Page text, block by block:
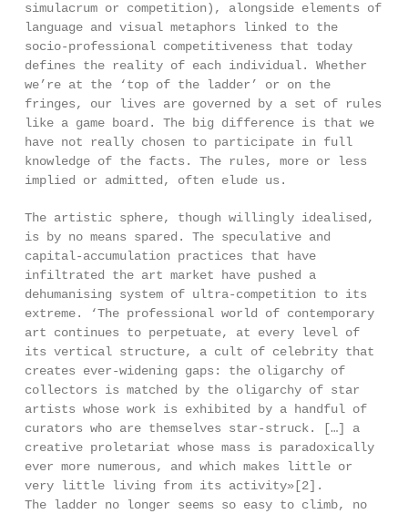
simulacrum or competition), alongside elements of
language and visual metaphors linked to the
socio-professional competitiveness that today
defines the reality of each individual. Whether
we’re at the ‘top of the ladder’ or on the
fringes, our lives are governed by a set of rules
like a game board. The big difference is that we
have not really chosen to participate in full
knowledge of the facts. The rules, more or less
implied or admitted, often elude us.
The artistic sphere, though willingly idealised,
is by no means spared. The speculative and
capital-accumulation practices that have
infiltrated the art market have pushed a
dehumanising system of ultra-competition to its
extreme. ‘The professional world of contemporary
art continues to perpetuate, at every level of
its vertical structure, a cult of celebrity that
creates ever-widening gaps: the oligarchy of
collectors is matched by the oligarchy of star
artists whose work is exhibited by a handful of
curators who are themselves star-struck. […] a
creative proletariat whose mass is paradoxically
ever more numerous, and which makes little or
very little living from its activity»[2].
The ladder no longer seems so easy to climb, no